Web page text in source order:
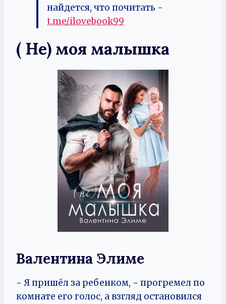
найдется, что почитать -
t.me/ilovebook99
( Не) моя малышка
Валентина Элиме
− Я пришёл за ребенком, − прогремел по
комнате его голос, а взгляд остановился